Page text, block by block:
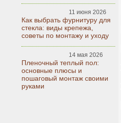
11 июня 2026
Как выбрать фурнитуру для
стекла: виды крепежа,
советы по монтажу и уходу
14 мая 2026
Пленочный теплый пол:
основные плюсы и
пошаговый монтаж своими
руками